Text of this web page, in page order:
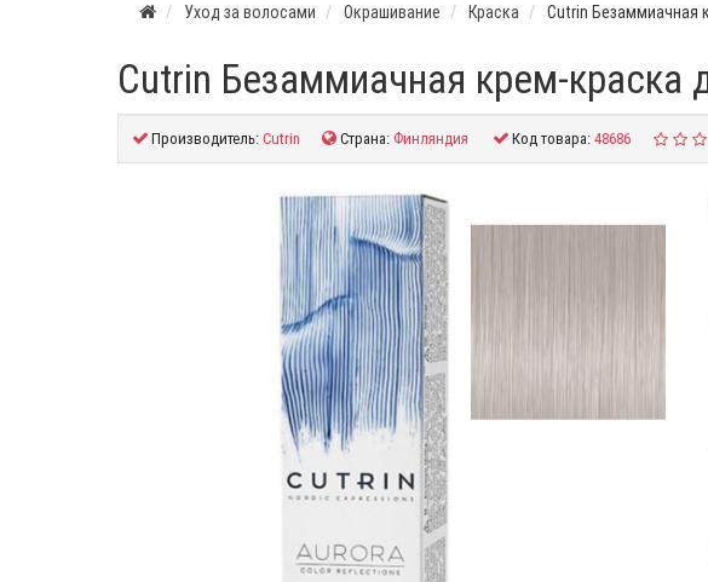
Уход за волосами Окрашивание Краска Cutrin Безаммиачная
Cutrin Безаммиачная крем-краска
Производитель:Cutrin Страна: Финляндия Код товара:48686